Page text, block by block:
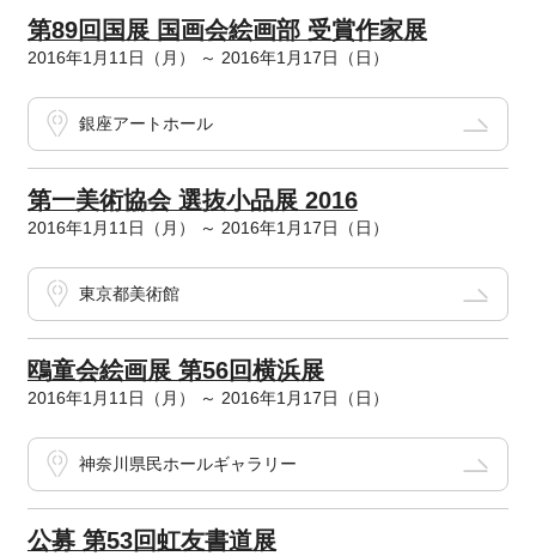
第89回国展 国画会絵画部 受賞作家展
2016年1月11日（月） ～ 2016年1月17日（日）
銀座アートホール
第一美術協会 選抜小品展 2016
2016年1月11日（月） ～ 2016年1月17日（日）
東京都美術館
鴎童会絵画展 第56回横浜展
2016年1月11日（月） ～ 2016年1月17日（日）
神奈川県民ホールギャラリー
公募 第53回虹友書道展